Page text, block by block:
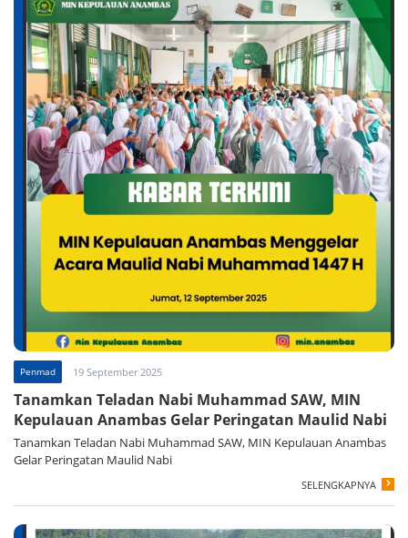
Penmad 19 September 2025
Tanamkan Teladan Nabi Muhammad SAW, MIN
Kepulauan Anambas Gelar Peringatan Maulid Nabi
Tanamkan Teladan Nabi Muhammad SAW, MIN Kepulauan Anambas
Gelar Peringatan Maulid Nabi
SELENGKAPNYA